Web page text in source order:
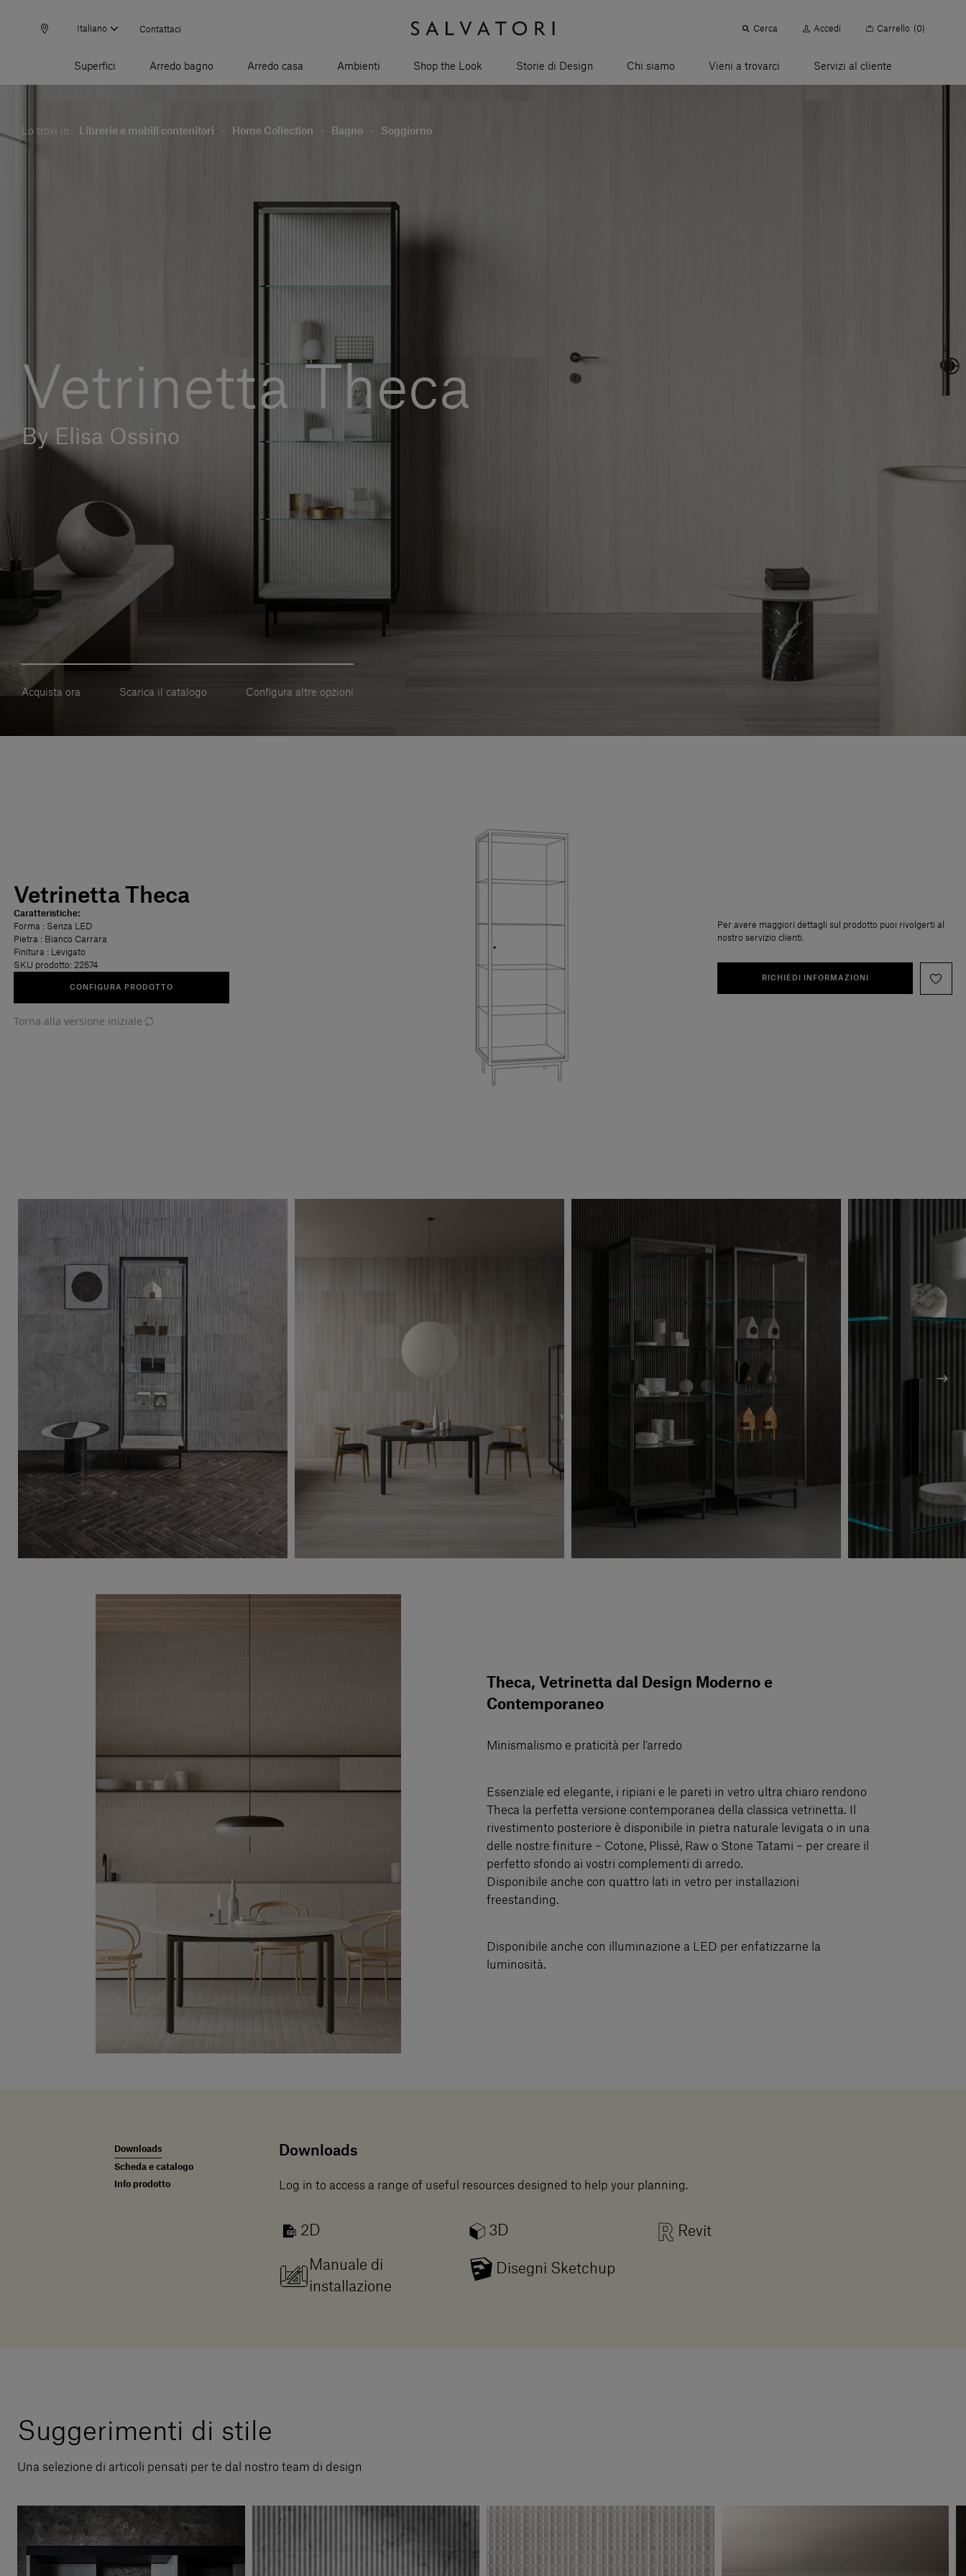
Italiano Contattaci Cerca Accedi Carrello (0)
Superfici Arredo bagno Arredo casa Ambienti Shop the Look Storie di Design Chi siamo Vieni a trovarci Servizi al cliente
Lo trovi in: Librerie e mobili contenitori - Home Collection - Bagno - Soggiorno
Vetrinetta Theca
By Elisa Ossino
Acquista ora Scarica il catalogo Configura altre opzioni
Vetrinetta Theca
CONFIGURA PRODOTTO
Caratteristiche:
Forma : Senza LED
Pietra : Bianco Carrara
Finitura : Levigato
SKU prodotto: 22574
Torna alla versione iniziale
Per avere maggiori dettagli sul prodotto puoi rivolgerti al
nostro servizio clienti.
RICHIEDI INFORMAZIONI
Theca, Vetrinetta dal Design Moderno e
Contemporaneo
Minismalismo e praticità per l'arredo
Essenziale ed elegante, i ripiani e le pareti in vetro ultra chiaro rendono
Theca la perfetta versione contemporanea della classica vetrinetta. Il
rivestimento posteriore è disponibile in pietra naturale levigata o in una
delle nostre finiture – Cotone, Plissé, Raw o Stone Tatami – per creare il
perfetto sfondo ai vostri complementi di arredo.
Disponibile anche con quattro lati in vetro per installazioni
freestanding.
Disponibile anche con illuminazione a LED per enfatizzarne la
luminosità.
Downloads
Scheda e catalogo
Info prodotto
Downloads
Log in to access a range of useful resources designed to help your planning.
2D 3D Revit
Manuale di
installazione
Disegni Sketchup
Suggerimenti di stile
Una selezione di articoli pensati per te dal nostro team di design